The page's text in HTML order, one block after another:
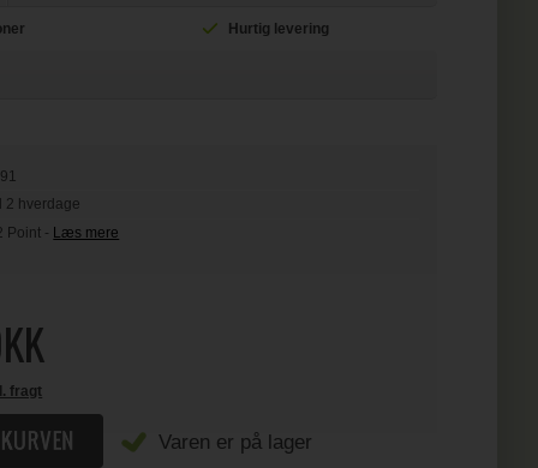
Hurtig levering
2 hverdage
Point - Læs mere
fragt
Varen er på lager